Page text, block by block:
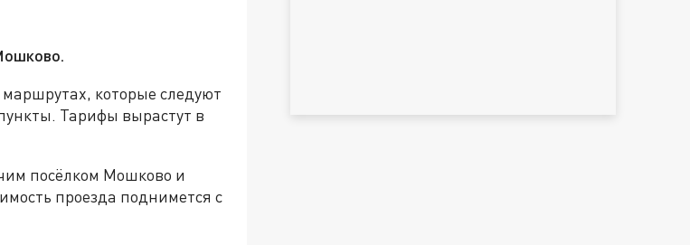
которые следуют
Тарифы вырастут в
посёлком Мошково и
проезда поднимется с